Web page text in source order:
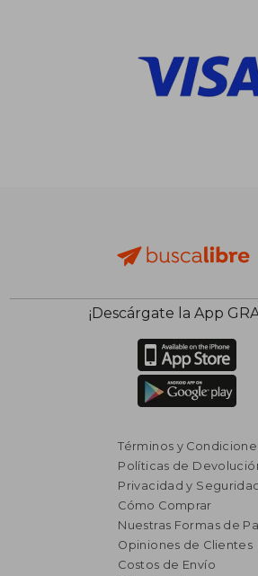
¡Descárgate la App
Términos y
Políticas de
Privacidad y Seguridad
Cómo Comprar
Nuestras Formas de
Opiniones de Clientes
Costos de Envío